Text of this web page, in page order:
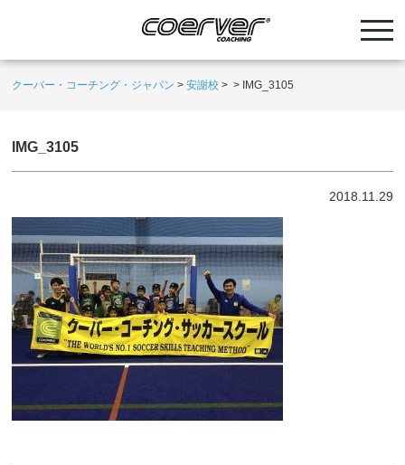
クーバー・コーチング・ジャパン >安謝校 > > IMG_3105
IMG_3105
2018.11.29